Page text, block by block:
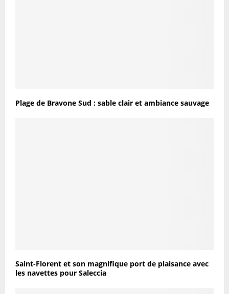
Plage de Bravone Sud : sable clair et ambiance sauvage
Saint-Florent et son magnifique port de plaisance avec
les navettes pour Saleccia